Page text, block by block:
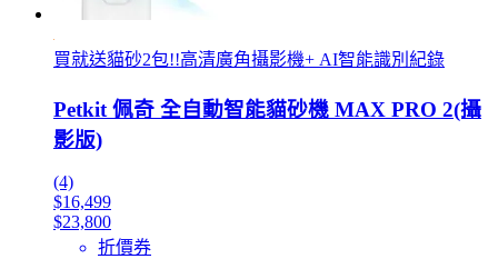
買就送貓砂2包!!高清廣角攝影機+ AI智能識別紀錄
Petkit 佩奇 全自動智能貓砂機 MAX PRO 2(攝
影版)
(4)
$16,499
$23,800
折價券